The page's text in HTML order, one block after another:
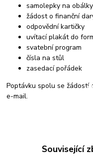
samolepky na obálky
žádost o finanční
odpovědní kartičky
uvítací plakát do
svatební program
čísla na stůl
zasedací pořádek
Poptávku spolu se
e-mail.
Související